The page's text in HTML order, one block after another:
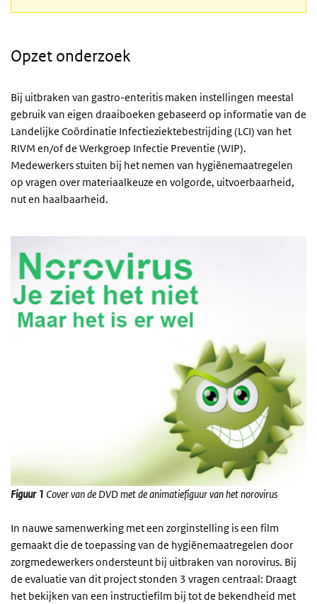
Opzet onderzoek
Bij uitbraken van gastro-enteritis maken instellingen meestal
gebruik van eigen draaiboeken gebaseerd op informatie van de
Landelijke Coördinatie Infectieziektebestrijding (LCI) van het
RIVM en/of de Werkgroep Infectie Preventie (WIP).
Medewerkers stuiten bij het nemen van hygiënemaatregelen
op vragen over materiaalkeuze en volgorde, uitvoerbaarheid,
nut en haalbaarheid.
Figuur 1 Cover van de DVDmet de animatiefiguur van het norovirus
In nauwe samenwerking met een zorginstelling is een film
gemaakt die de toepassing van de hygiënemaatregelen door
zorgmedewerkers ondersteunt bij uitbraken van norovirus. Bij
de evaluatie van dit project stonden 3 vragen centraal: Draagt
het bekijken van een instructiefilm bij tot de bekendheid met